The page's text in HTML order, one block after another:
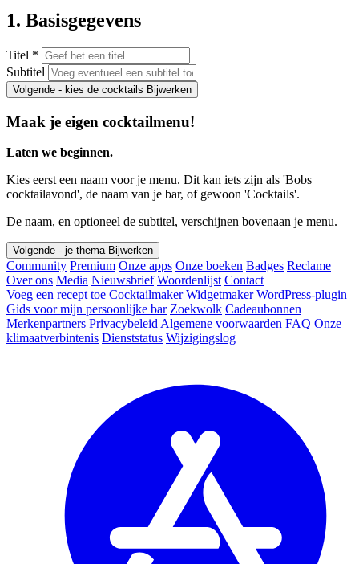
1. Basisgegevens
Titel *
Subtitel
Volgende - kies de cocktails Bijwerken
Maak je eigen cocktailmenu!
Laten we beginnen.
Kies eerst een naam voor je menu. Dit kan iets zijn als 'Bobs
cocktailavond', de naam van je bar, of gewoon 'Cocktails'.
De naam, en optioneel de subtitel, verschijnen bovenaan je menu.
Volgende - je thema Bijwerken
Community Premium Onze apps Onze boeken Badges Reclame
Over ons Media Nieuwsbrief Woordenlijst Contact
Voeg een recept toe Cocktailmaker Widgetmaker WordPress-plugin
Gids voor mijn persoonlijke bar Zoekwolk Cadeaubonnen
Merkenpartners Privacybeleid Algemene voorwaarden FAQ Onze
klimaatverbintenis Dienststatus Wijzigingslog